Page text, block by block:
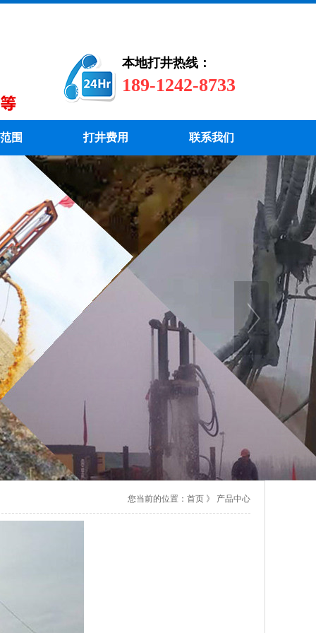
本地打井热线：
189-1242-8733
围 打井费用 联系我们
您当前的位置： 首页》 产品中心